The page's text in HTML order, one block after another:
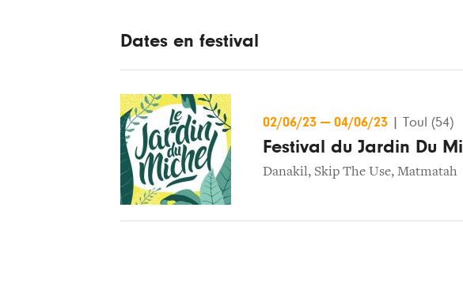
Dates en festival
02/06/23 — 04/06/23 Toul (54)
Festival du Jardin Du
Danakil, Skip The Use, Matmatah